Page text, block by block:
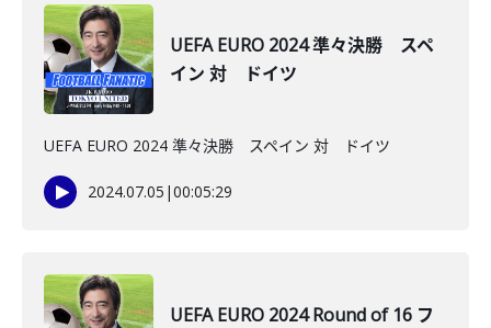
UEFA EURO 2024 準々決勝 スペ
イン 対 ドイツ
UEFA EURO 2024 準々決勝 スペイン 対 ドイツ
2024.07.05 |00:05:29
UEFA EURO 2024 Round of 16 フ